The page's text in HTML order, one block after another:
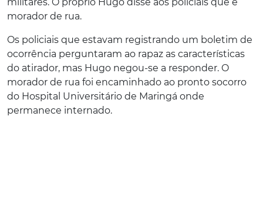
morador de rua.
Os policiais que estavam registrando um boletim de
ocorrência perguntaram ao rapaz as características
do atirador, mas Hugo negou-se a responder. O
morador de rua foi encaminhado ao pronto socorro
do Hospital Universitário de Maringá onde
permanece internado.